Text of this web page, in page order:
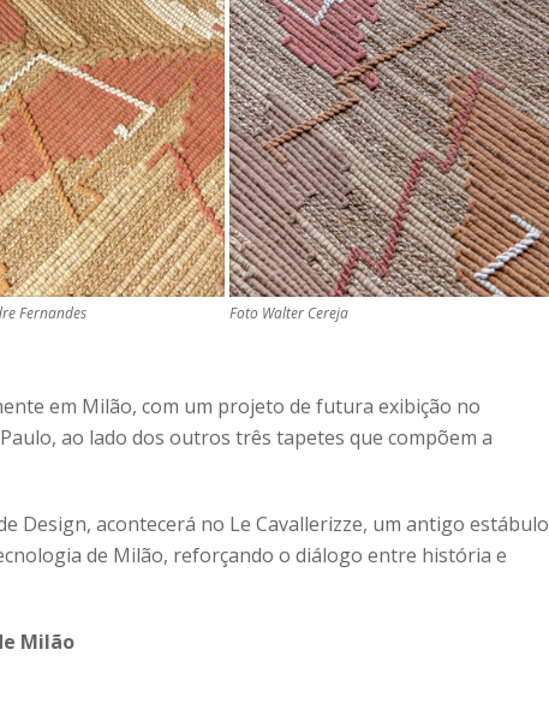
Fernandes Foto Walter Cereja
em Milão, com um projeto de futura exibição no
ao lado dos outros três tapetes que compõem a
Design, acontecerá no Le Cavallerizze, um antigo estábulo
de Milão, reforçando o diálogo entre história e
Milão